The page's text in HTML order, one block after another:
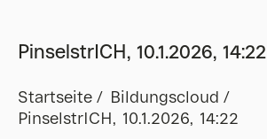
PinselstrICH, 10.1.2026, 14:22
Startseite
Bildungscloud
PinselstrICH, 10.1.2026, 14:22